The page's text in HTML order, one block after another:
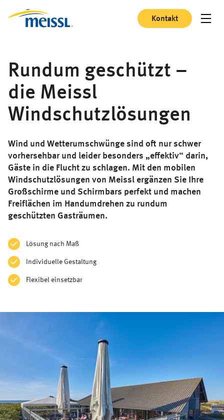
Kontakt
Rundum geschützt –
die Meissl
Windschutzlösungen
Wind und Wetterumschwünge sind oft nur schwer
vorhersehbar und leider besonders „effektiv“ darin,
Gäste in die Flucht zu schlagen. Mit den mobilen
Windschutzlösungen von Meissl ergänzen Sie Ihre
Großschirme und Schirmbars perfekt und machen
Freiflächen im Handumdrehen zu rundum
geschützten Gasträumen.
Lösung nach Maß
Individuelle Gestaltung
Flexibel einsetzbar